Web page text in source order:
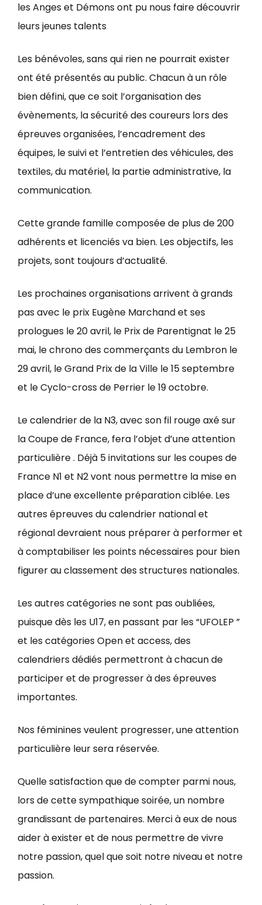
les Anges et Démons ont pu nous faire découvrir
leurs jeunes talents
Les bénévoles, sans qui rien ne pourrait exister
ont été présentés au public. Chacun à un rôle
bien défini, que ce soit l’organisation des
évènements, la sécurité des coureurs lors des
épreuves organisées, l’encadrement des
équipes, le suivi et l’entretien des véhicules, des
textiles, du matériel, la partie administrative, la
communication.
Cette grande famille composée de plus de 200
adhérents et licenciés va bien. Les objectifs, les
projets, sont toujours d’actualité.
Les prochaines organisations arrivent à grands
pas avec le prix Eugène Marchand et ses
prologues le 20 avril, le Prix de Parentignat le 25
mai, le chrono des commerçants du Lembron le
29 avril, le Grand Prix de la Ville le 15 septembre
et le Cyclo-cross de Perrier le 19 octobre.
Le calendrier de la N3, avec son fil rouge axé sur
la Coupe de France, fera l’objet d’une attention
particulière . Déjà 5 invitations sur les coupes de
France N1 et N2 vont nous permettre la mise en
place d’une excellente préparation ciblée. Les
autres épreuves du calendrier national et
régional devraient nous préparer à performer et
à comptabiliser les points nécessaires pour bien
figurer au classement des structures nationales.
Les autres catégories ne sont pas oubliées,
puisque dès les U17, en passant par les “UFOLEP ”
et les catégories Open et access, des
calendriers dédiés permettront à chacun de
participer et de progresser à des épreuves
importantes.
Nos féminines veulent progresser, une attention
particulière leur sera réservée.
Quelle satisfaction que de compter parmi nous,
lors de cette sympathique soirée, un nombre
grandissant de partenaires. Merci à eux de nous
aider à exister et de nous permettre de vivre
notre passion, quel que soit notre niveau et notre
passion.